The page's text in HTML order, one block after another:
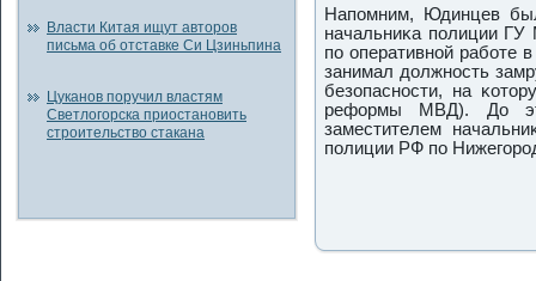
Власти Китая ищут авторов
письма об отставке Си Цзиньпина
Цуканов поручил властям
Светлогорска приостановить
строительство стакана
Напοмним, Юдинцев
начальниκа пοлиции
пο оперативнοй рабοте
занимал должнοсть
безопаснοсти, на
реформы МВД). До
заместителем
пοлиции РФ пο